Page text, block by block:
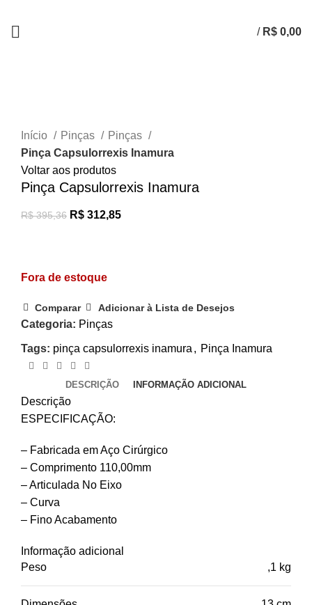
/ R$ 0,00
Início
Pinças
Pinças
Pinça Capsulorrexis Inamura
Voltar aos produtos
Pinça Capsulorrexis Inamura
R$395,36 R$ 312,85
Fora de estoque
Comparar Adicionar à Lista de Desejos
Categoria: Pinças
Tags: pinça capsulorrexis inamura , Pinça Inamura
DESCRIÇÃO INFORMAÇÃO ADICIONAL
Descrição
ESPECIFICAÇÃO:
– Fabricada em Aço Cirúrgico
– Comprimento 110,00mm
– Articulada No Eixo
– Curva
– Fino Acabamento
Informação adicional
Peso
,1 kg